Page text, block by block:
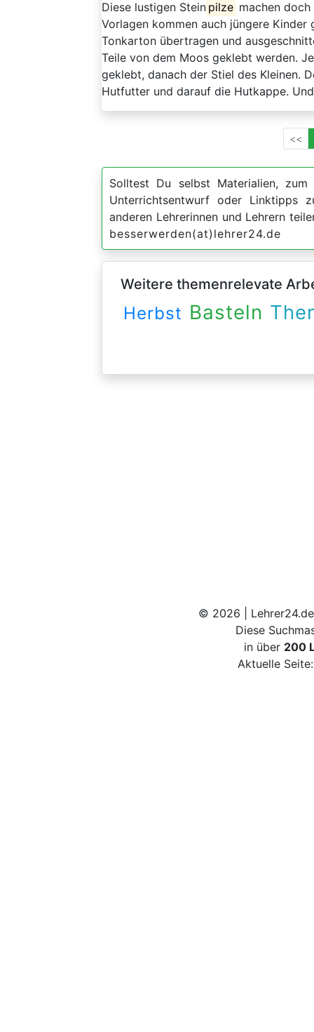
Diese lustigen Stein pilze machen
Vorlagen kommen auch jüngere
Tonkarton übertragen und
Teile von dem Moos geklebt werden.
geklebt, danach der Stiel des Kleinen.
Hutfutter und darauf die Hutkappe.
<<
Solltest Du selbst Materialien,
Unterrichtsentwurf oder Linktipps
anderen Lehrerinnen und Lehrern
besserwerden(at)lehrer24.de
Weitere themenrelevate
Herbst Basteln
© 2026 |
Diese
in über 200
Aktuelle